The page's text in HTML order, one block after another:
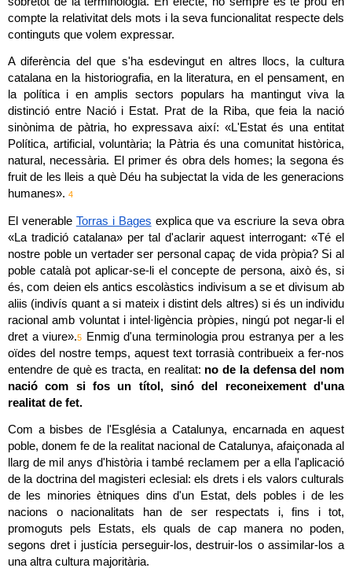
compte la relativitat dels mots i la seva funcionalitat respecte dels
continguts que volem expressar.
A diferència del que s'ha esdevingut en altres llocs, la cultura
catalana en la historiografia, en la literatura, en el pensament, en
la política i en amplis sectors populars ha mantingut viva la
distinció entre Nació i Estat. Prat de la Riba, que feia la nació
sinònima de pàtria, ho expressava així: «L'Estat és una entitat
Política, artificial, voluntària; la Pàtria és una comunitat històrica,
natural, necessària. El primer és obra dels homes; la segona és
fruit de les lleis a què Déu ha subjectat la vida de les generacions
humanes». 4
El venerable Torras i Bages explica que va escriure la seva obra
«La tradició catalana» per tal d'aclarir aquest interrogant: «Té el
nostre poble un vertader ser personal capaç de vida pròpia? Si al
poble català pot aplicar-se-li el concepte de persona, això és, si
és, com deien els antics escolàstics indivisum a se et divisum ab
aliis (indivís quant a si mateix i distint dels altres) si és un individu
racional amb voluntat i intel·ligència pròpies, ningú pot negar-li el
dret a viure».5
Enmig d'una terminologia prou estranya per a les
oïdes del nostre temps, aquest text torrasià contribueix a fer-nos
entendre de què es tracta, en realitat: no de la defensa del nom
nació com si fos un títol, sinó del reconeixement d'una
realitat de fet.
Com a bisbes de l'Església a Catalunya, encarnada en aquest
poble, donem fe de la realitat nacional de Catalunya, afaiçonada al
llarg de mil anys d'història i també reclamem per a ella l'aplicació
de la doctrina del magisteri eclesial: els drets i els valors culturals
de les minories ètniques dins d'un Estat, dels pobles i de les
nacions o nacionalitats han de ser respectats i, fins i tot,
promoguts pels Estats, els quals de cap manera no poden,
segons dret i justícia perseguir-los, destruir-los o assimilar-los a
una altra cultura majoritària.